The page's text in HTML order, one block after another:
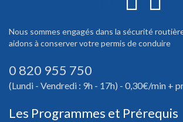
Nous sommes engagés dans la sécurité
aidons à conserver votre permis de conduire
0 820 955 750
(Lundi - Vendredi : 9h - 17h) - 0,30€/min +
Les Programmes et Prérequis